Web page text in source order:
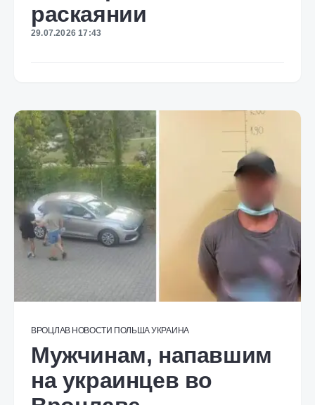
раскаянии
29.07.2026 17:43
ВРОЦЛАВ НОВОСТИ ПОЛЬШАУКРАИНА
Мужчинам, напавшим
на украинцев во